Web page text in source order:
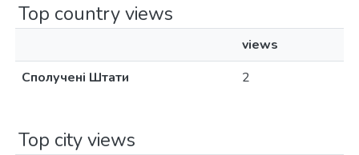
Top country views
views
Сполучені Штати
2
Top city views